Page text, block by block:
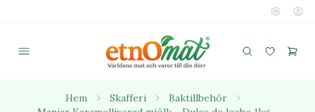
Hem Skafferi
Baktillbehör